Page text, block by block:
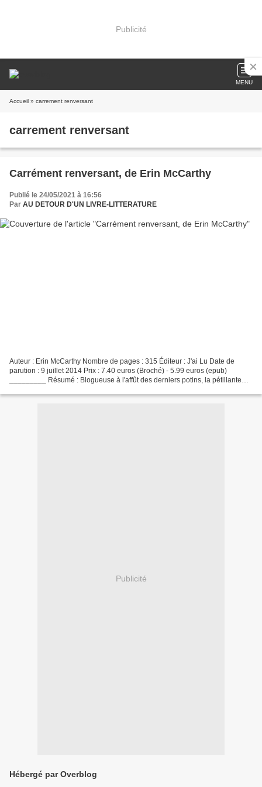
Publicité
MENU
Accueil » carrement renversant
carrement renversant
Carrément renversant, de Erin McCarthy
Publié le 24/05/2021 à 16:56
Par AU DETOUR D'UN LIVRE-LITTERATURE
Auteur : Erin McCarthy Nombre de pages : 315 Éditeur : J'ai Lu Date de
parution : 9 juillet 2014 Prix : 7.40 euros (Broché) - 5.99 euros (epub)
_________ Résumé : Blogueuse à l'affût des derniers potins, la pétillante
Publicité
Hébergé par Overblog